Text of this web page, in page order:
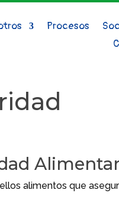
Procesos
alimentos que